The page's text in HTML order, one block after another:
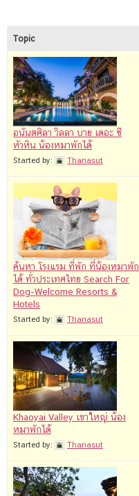
Topic
‎อนันตศิลา วิลลา บาย เดอะ ซี
หัวหิน น้องหมาพักได้
Started by: Thanasut
ค้นหา โรงแรม ที่พัก ที่น้องหมาพัก
ได้ ทั่วประเทศไทย Search For
Dog-Welcome Resorts &
Hotels
Started by: Thanasut
Khaoyai Valley เขาใหญ่ น้อง
หมาพักได้
Started by: Thanasut